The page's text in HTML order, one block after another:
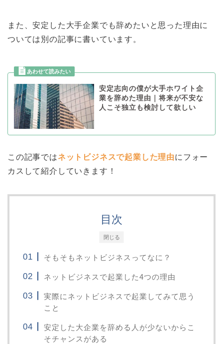
また、安定した大手企業でも辞めたいと思った理由に
ついては別の記事に書いています。
安定志向の僕が大手ホワイト企
業を辞めた理由｜将来が不安な
人こそ独立も検討して欲しい
この記事ではネットビジネスで起業した理由にフォー
カスして紹介していきます！
閉じる
目次
そもそもネットビジネスってなに？
ネットビジネスで起業した4つの理由
実際にネットビジネスで起業してみて思う
こと
安定した大企業を辞める人が少ないからこ
そチャンスがある